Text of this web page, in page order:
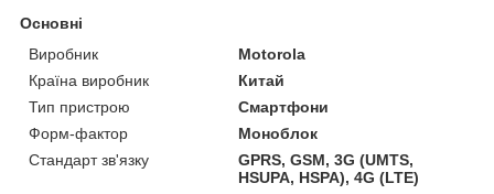
Основні
Виробник
Motorola
Країна виробник
Китай
Тип пристрою
Смартфони
Форм-фактор
Моноблок
Стандарт зв'язку
GPRS, GSM, 3G (UMTS,
HSUPA, HSPA), 4G (LTE)